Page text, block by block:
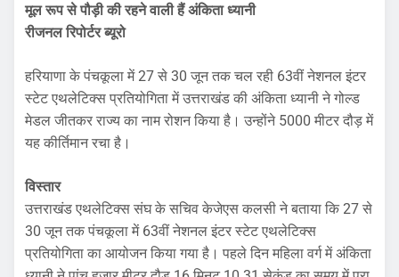
मूल रूप से पौड़ी की रहने वाली हैं अंकिता ध्यानी
रीजनल रिपोर्टर ब्यूरो
हरियाणा के पंचकूला में 27 से 30 जून तक चल रही 63वीं नेशनल इंटर
स्टेट एथलेटिक्स प्रतियोगिता में उत्तराखंड की अंकिता ध्यानी ने गोल्ड
मेडल जीतकर राज्य का नाम रोशन किया है। उन्होंने 5000 मीटर दौड़ में
यह कीर्तिमान रचा है।
विस्तार
उत्तराखंड एथलेटिक्स संघ के सचिव केजेएस कलसी ने बताया कि 27 से
30 जून तक पंचकूला में 63वीं नेशनल इंटर स्टेट एथलेटिक्स
प्रतियोगिता का आयोजन किया गया है। पहले दिन महिला वर्ग में अंकिता